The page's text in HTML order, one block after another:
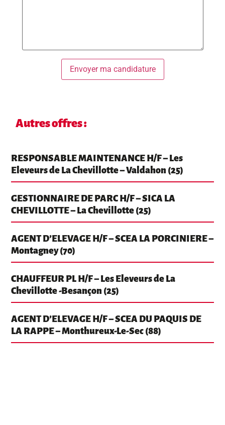
Autres offres :
RESPONSABLE MAINTENANCE H/F – Les
Eleveurs de La Chevillotte – Valdahon (25)
GESTIONNAIRE DE PARC H/F – SICA LA
CHEVILLOTTE – La Chevillotte (25)
AGENT D’ELEVAGE H/F – SCEA LA PORCINIERE –
Montagney (70)
CHAUFFEUR PL H/F – Les Eleveurs de La
Chevillotte -Besançon (25)
AGENT D’ELEVAGE H/F – SCEA DU PAQUIS DE
LA RAPPE – Monthureux-Le-Sec (88)